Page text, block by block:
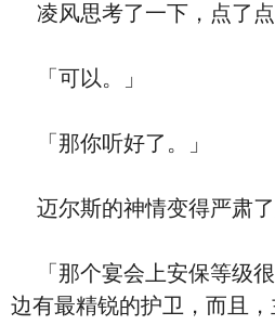
凌风思考了一下，点了点
「可以。」
「那你听好了。」
迈尔斯的神情变得严肃了
「那个宴会上安保等级
边有最精锐的护卫，而且